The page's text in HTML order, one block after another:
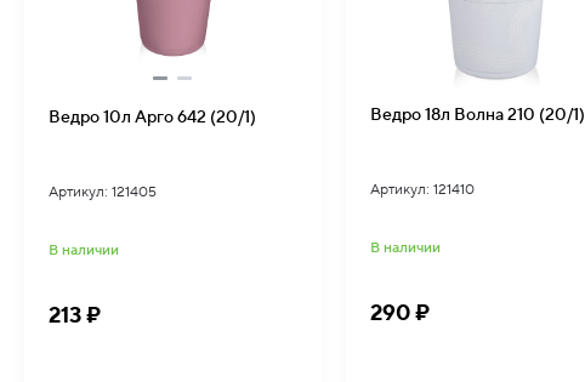
Ведро 10л Арго 642 (20/1)
Артикул: 121405
В наличии
213 ₽
Ведро 18л Волна 210 (20/1)
Артикул: 121410
В наличии
290 ₽